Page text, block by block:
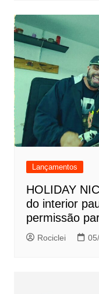
Lançamentos
HOLIDAY
do interior
permissão
Rociclei